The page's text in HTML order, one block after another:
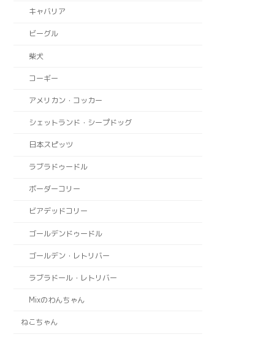
キャバリア
ビーグル
柴犬
コーギー
アメリカン・コッカー
シェットランド・シープドッグ
日本スピッツ
ラブラドゥードル
ボーダーコリー
ビアデッドコリー
ゴールデンドゥードル
ゴールデン・レトリバー
ラブラドール・レトリバー
Mixのわんちゃん
ねこちゃん